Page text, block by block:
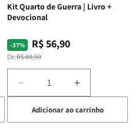
Kit Quarto de Guerra | Livro +
Devocional
-37%
Preço
normal
De:R$ 89,90
Preço
promocional
R$ 56,90
Diminuir
a
quantidade
de
Aumentar
a
quantidade
de
Adicionar ao carrinho